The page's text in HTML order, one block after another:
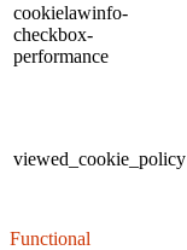
cookielawinfo-
checkbox-
performance
viewed_cookie_policy
Functional